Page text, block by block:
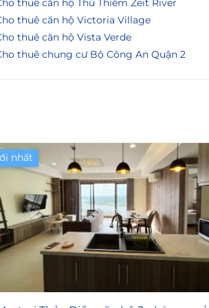
thuê căn hộ Victoria Village
thuê căn hộ Vista Verde
thuê chung cư Bộ Công An Quận 2
nhất